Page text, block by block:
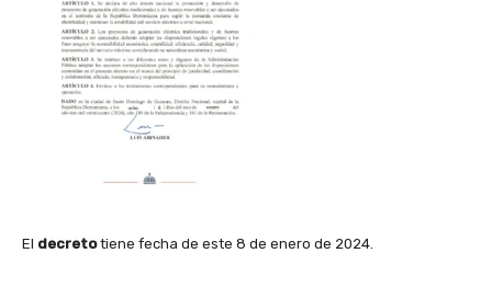
El decretotiene fecha de este 8 de enero de 2024.